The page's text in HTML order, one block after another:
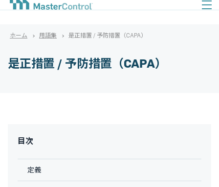
ホーム 用語集 是正措置 / 予防措置（CAPA）
是正措置 / 予防措置（CAPA）
目次
定義